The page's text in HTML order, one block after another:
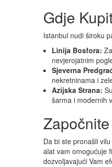
Gdje
Istanbul nudi široku
Linija Bosfora:
nevjerojatnim
Sjeverna
nekretninama i
Azijska Strana:
šarma i modernih
Da bi ste pronašli
alat vam omogućuje
dozvoljavajući Vam